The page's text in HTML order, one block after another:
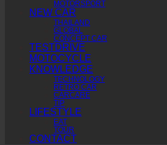
MOTORSPORT
NEW CAR
THAILAND
GLOBAL
CONCEPT CAR
TESTDRIVE
MOTOCYCLE
KNOWLEDGE
TECHNOLOGY
RETRO CAR
CARCARE
TIP
LIFESTYLE
EAT
TOUR
CONTACT